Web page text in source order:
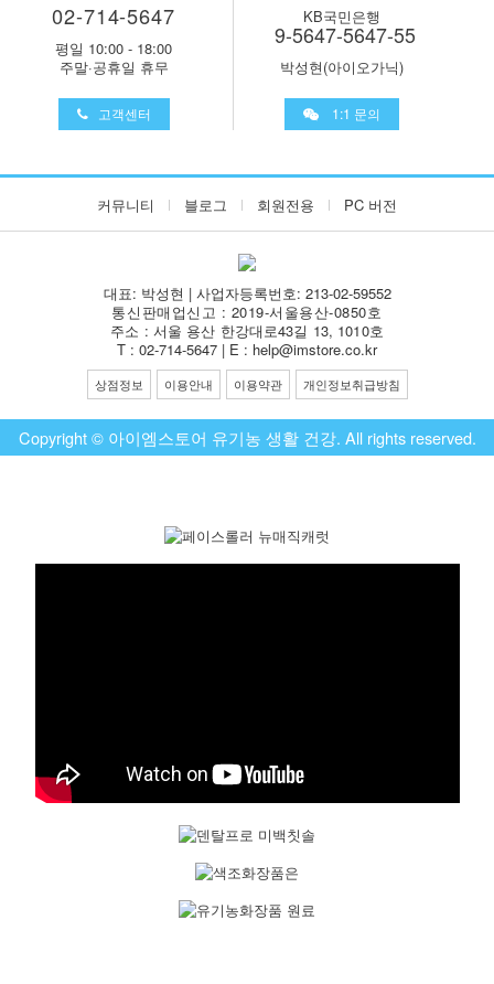
02-714-5647
평일 10:00 - 18:00
주말·공휴일 휴무
고객센터
KB국민은행
9-5647-5647-55
박성현(아이오가닉)
1:1 문의
커뮤니티 블로그 회원전용 PC 버전
대표: 박성현 | 사업자등록번호: 213-02-59552
통신판매업신고 : 2019-서울용산-0850호
주소 : 서울 용산 한강대로43길 13, 1010호
T : 02-714-5647 | E : help@imstore.co.kr
상점정보 이용안내 이용약관 개인정보취급방침
Copyright © 아이엠스토어 유기농 생활 건강. All rights reserved.